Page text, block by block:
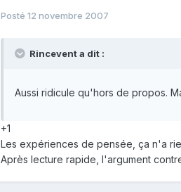
Posté 12 novembre 2007
Rincevent a dit :
Aussi ridicule qu'hors de propos.
+1
Les expériences de pensée, ça n'a
Après lecture rapide, l'argument